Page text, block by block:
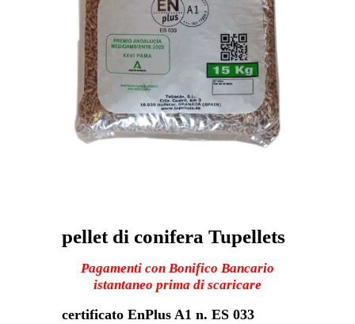
pellet di conifera Tupellets
Pagamenti con Bonifico Bancario
istantaneo prima di scaricare
certificato EnPlus A1 n. ES 033